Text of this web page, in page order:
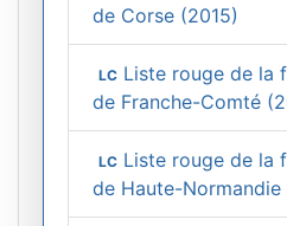
de Corse (2015)
LC Liste rouge de la
de Franche-Comté
LC Liste rouge de la
de Haute-Normandie